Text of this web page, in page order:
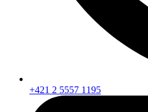
+421 2 5557 1195